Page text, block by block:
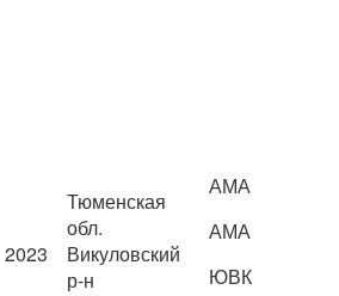
2023
Тюменская
обл.
Викуловский
р-н
АМА
АМА
ЮВК